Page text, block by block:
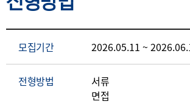
모집기간 2026.05.11 ~
전형방법
서류
면접